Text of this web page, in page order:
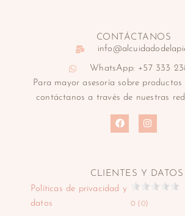
CONTÁCTANOS
WhatsApp: +57 333
Para mayor asesoría sobre productos
contáctanos a través de nuestras
CLIENTES Y DATOS
Políticas de privacidad y
datos
0 (0)